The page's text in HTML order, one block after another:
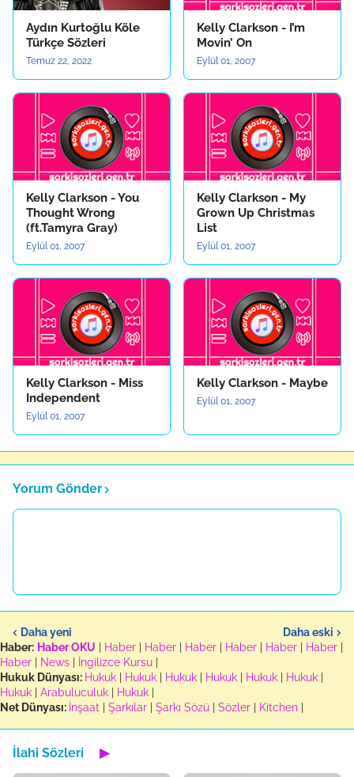
Aydın Kurtoğlu Köle
Türkçe Sözleri
Temuz 22, 2022
Kelly Clarkson - I’m
Movin’ On
Eylül 01, 2007
Kelly Clarkson - You
Thought Wrong
(ft.Tamyra Gray)
Eylül 01, 2007
Kelly Clarkson - My
Grown Up Christmas
List
Eylül 01, 2007
Kelly Clarkson - Miss
Independent
Eylül 01, 2007
Kelly Clarkson - Maybe
Eylül 01, 2007
Yorum Gönder
Daha yeni
Daha eski
Haber: Haber OKU Haber Haber Haber Haber Haber Haber
Haber
News İngilizce Kursu
Hukuk Dünyası: Hukuk Hukuk Hukuk Hukuk Hukuk Hukuk
Hukuk
Arabuluculuk Hukuk
Net Dünyası: İnşaat Şarkılar Şarkı Sözü Sözler Kitchen
İlahi Sözleri ▶